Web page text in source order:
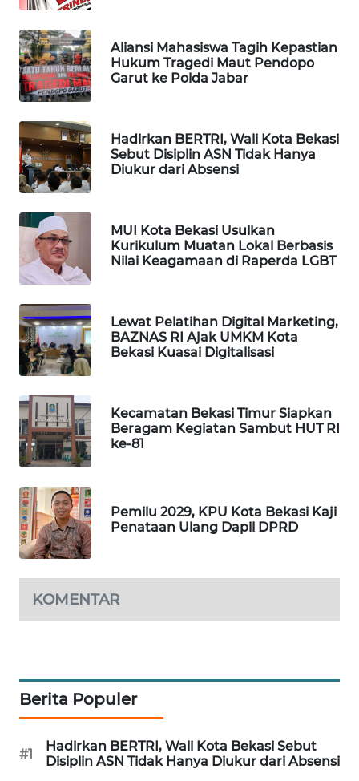
Aliansi Mahasiswa Tagih Kepastian
Hukum Tragedi Maut Pendopo
Garut ke Polda Jabar
Hadirkan BERTRI, Wali Kota Bekasi
Sebut Disiplin ASN Tidak Hanya
Diukur dari Absensi
MUI Kota Bekasi Usulkan
Kurikulum Muatan Lokal Berbasis
Nilai Keagamaan di Raperda LGBT
Lewat Pelatihan Digital Marketing,
BAZNAS RI Ajak UMKM Kota
Bekasi Kuasai Digitalisasi
Kecamatan Bekasi Timur Siapkan
Beragam Kegiatan Sambut HUT RI
ke-81
Pemilu 2029, KPU Kota Bekasi Kaji
Penataan Ulang Dapil DPRD
KOMENTAR
Berita Populer
#1
Hadirkan BERTRI, Wali Kota Bekasi Sebut
Disiplin ASN Tidak Hanya Diukur dari Absensi
PORTAL
KONSUMEN
FORWAMKI
ALPERKLINAS
FORJASIDA
TAMBANG
NEWS
SITUNGIR
SIDIKALANG
NEWS
SIBARAGAS
NEWS
METRO
NEWS
METRO
MEDAN
KRT
NEWS
KARING
NEWS